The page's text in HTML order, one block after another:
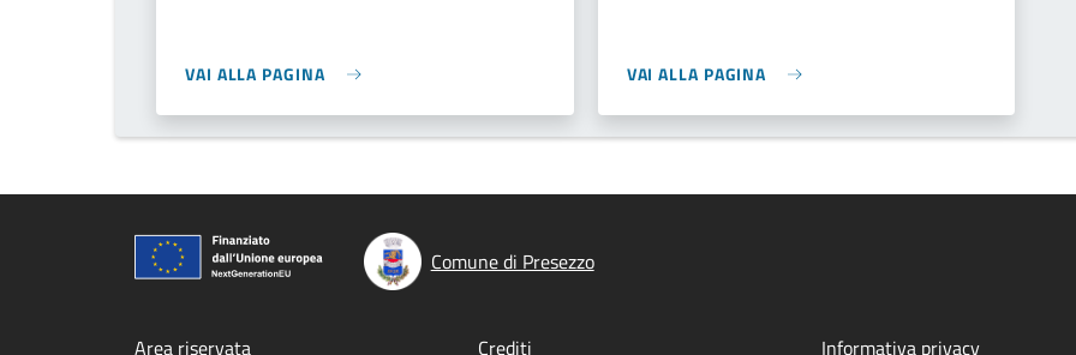
VAI ALLA PAGINA VAI ALLA PAGINA
Comune di Presezzo
Area riservata Crediti Informativa privacy